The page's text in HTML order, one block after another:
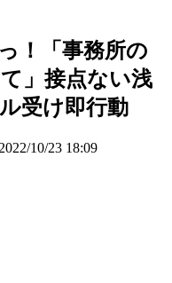
！「事務所の
」接点ない浅
受け即行動
2022/10/23 18:09